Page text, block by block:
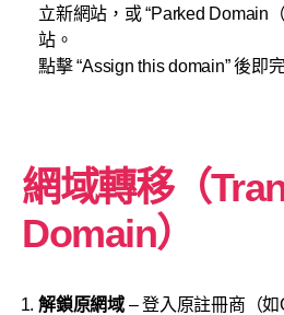
立新網站，或 “Parked Domain
站。
點擊 “Assign this domain” 後即
網域轉移（
Domain）
解鎖原網域– 登入原註冊商（